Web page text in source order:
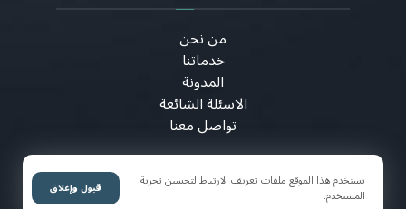
من نحن
خدماتنا
المدونة
الاسئلة الشائعة
تواصل معنا
يستخدم هذا الموقع ملفات تعريف الارتباط لتحسين تجربة
المستخدم. قبول وإغلاق